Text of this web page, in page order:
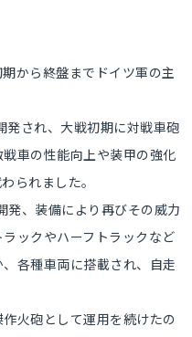
から終盤までドイツ軍の主
発され、大戦初期に対戦車砲
車の性能向上や装甲の強化
られました。
発、装備により再びその威力
ックやハーフトラックなど
各種車両に搭載され、自走
火砲として運用を続けたの